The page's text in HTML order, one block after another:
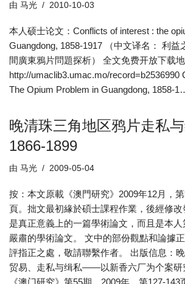
由 马光 2010-10-03
本人硕士论文：Conflicts of interest : the
Guangdong, 1858-1917 （中文译名： 利益
間廣東鴉片問題探析） 全文免费开放下载地
http://umaclib3.umac.mo/record=b2536990
The Opium Problem in Guangdong, 1858-
晚清珠三角地区鸦片走私与
1866-1899
由 马光 2009-05-04
按：本文原載《澳門研究》2009年12月，
頁。拙文最初緣於碩士課程作業，後經修
是真正意義上的一篇學術論文，而且是本
嚴肅的學術論文。 文中的部份觀點和論據
評指正之處，敬請聯繫作者。 出版信息：
贸易、走私与缉私——以新香六厂为个案研
《澳门研究》第55期，2009年，第127-